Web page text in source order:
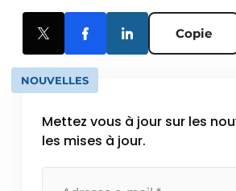
Copie
NOUVELLES
Mettez vous à jour sur les
les mises à jour.